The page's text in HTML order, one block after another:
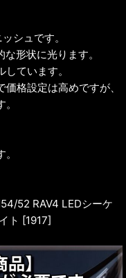
シュです。
形状に光ります。
ています。
格設定は高めですが、
52 RAV4 LEDシーケ
ト [1917]